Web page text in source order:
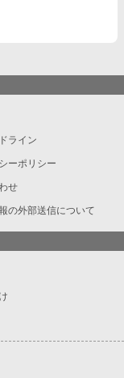
ライン
ーポリシー
せ
の外部送信について